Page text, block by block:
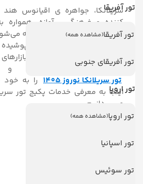
تور آفریقا
تور آفریقا(مشاهده همه)
تور آفریقای جنوبی
تور اروپا
تور اروپا(مشاهده همه)
تور اسپانیا
تور سوئیس
سریلانکا، جواهره‌ ی اقیانوس هند
کننده و فرهنگی پرآوازه، همواره
جواهرات توریستی آسیا شناخته
با سواحل سرسبز، کوه‌های
باستانی، پارک‌های ملی و
مسحور کننده بوده و
تور سریلانکا نوروز 1405
را به
می پردازیم.
*
اقامت در هتل با صبحانه
ترانسفر فرودگاهی
*بیمه سفر